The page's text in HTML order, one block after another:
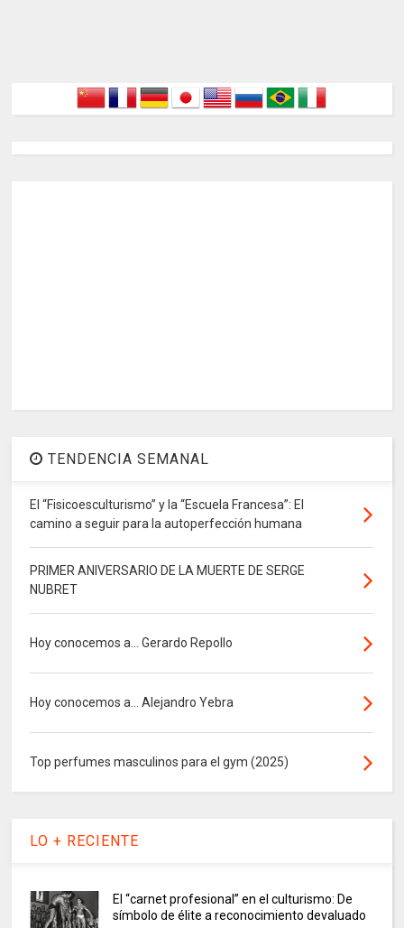
TENDENCIA SEMANAL
El “Fisicoesculturismo” y la “Escuela Francesa”: El
camino a seguir para la autoperfección humana
PRIMER ANIVERSARIO DE LA MUERTE DE SERGE
NUBRET
Hoy conocemos a... Gerardo Repollo
Hoy conocemos a... Alejandro Yebra
Top perfumes masculinos para el gym (2025)
LO + RECIENTE
El “carnet profesional” en el culturismo: De
símbolo de élite a reconocimiento devaluado